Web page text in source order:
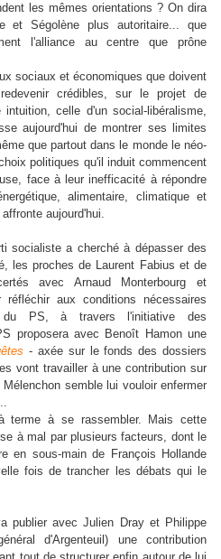
les mêmes orientations ? On dira
et Ségolène plus autoritaire... que
l'alliance au centre que prône
sociaux et économiques que doivent
crédibles, sur le projet de
celle d'un social-libéralisme,
aujourd'hui de montrer ses limites
que partout dans le monde le néo-
politiques qu'il induit commencent
face à leur inefficacité à répondre
alimentaire, climatique et
aujourd'hui.
socialiste a cherché à dépasser des
les proches de Laurent Fabius et de
avec Arnaud Monterbourg et
réfléchir aux conditions nécessaires
PS, à travers l'initiative des
proposera avec Benoît Hamon une
- axée sur le fonds des dossiers
vont travailler à une contribution sur
semble lui vouloir enfermer
terme à se rassembler. Mais cette
à mal par plusieurs facteurs, dont le
en sous-main de François Hollande
fois de trancher les débats qui le
publier avec Julien Dray et Philippe
d'Argenteuil) une contribution